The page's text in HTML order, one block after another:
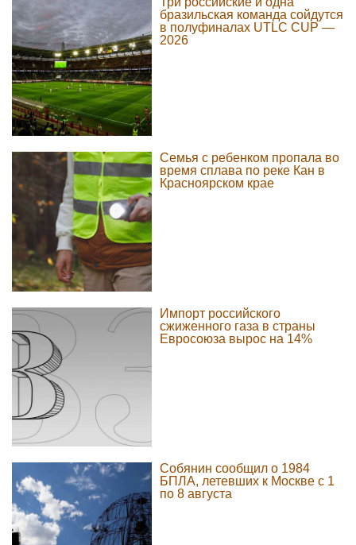
бразильская команда сойдутся
в полуфиналах UTLC CUP —
2026
Семья с ребенком пропала во
время сплава по реке Кан в
Красноярском крае
Импорт российского
сжиженного газа в страны
Евросоюза вырос на 14%
Собянин сообщил о 1984
БПЛА, летевших к Москве с 1
по 8 августа